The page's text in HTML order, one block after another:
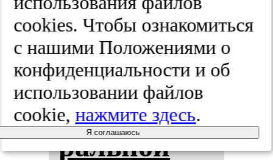
2025;(9):42-46
Воз­мож­нос­
ти пе­ро­
раль­ной
cооkies. Чтобы ознакомиться
с нашими Положениями о
конфиденциальности и об
использовании файлов
cookie,нажмите здесь.
Я соглашаюсь